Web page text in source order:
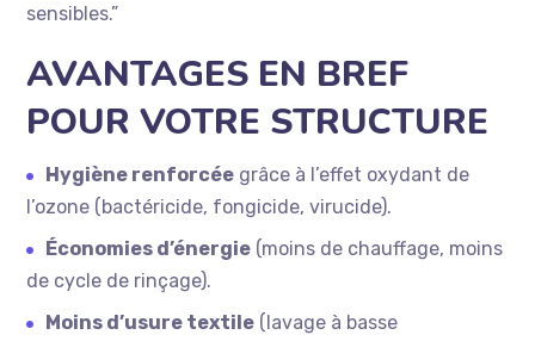
sensibles.”
AVANTAGES EN BREF
POUR VOTRE STRUCTURE
Hygiène renforcée grâce à l’effet oxydant de
l’ozone (bactéricide, fongicide, virucide).
Économies d’énergie (moins de chauffage, moins
de cycle de rinçage).
Moins d’usure textile (lavage à basse